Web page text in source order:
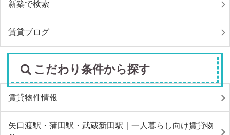
新築で検索
賃貸ブログ
こだわり条件から探す
賃貸物件情報
矢口渡駅・蒲田駅・武蔵新田駅｜一人暮らし向け賃貸物